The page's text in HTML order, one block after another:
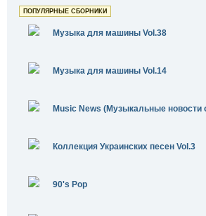
ПОПУЛЯРНЫЕ СБОРНИКИ
Музыка для машины Vol.38
Музыка для машины Vol.14
Music News (Музыкальные новости
Коллекция Украинских песен Vol.3
90's Pop